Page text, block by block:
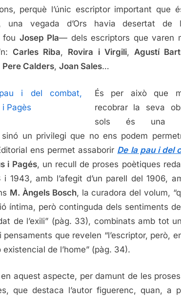
perquè l’únic escriptor important que
una vegada d’Ors havia desertat de
fou Josep Pla— dels escriptors que varen
Carles Riba, Rovira i Virgili, Agustí
Pere Calders, Joan Sales…
És per això que
recobrar la seva
sols és una
sinó un privilegi que no ens podem
ens permet assaborir De la pau i del
i Pagés, un recull de proses poètiques
i 1943, amb l’afegit d’un parell del 1906,
M. Àngels Bosch, la curadora del volum,
íntima, però continguda dels sentiments
de l’exili” (pàg. 33), combinats amb tot
pensaments que revelen “l’escriptor, però,
de l’home” (pàg. 34).
aquest aspecte, per damunt de les
que destaca l’autor figuerenc, quan, a